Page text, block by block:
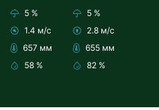
5 %
1.4 м/с
657 мм
58 %
5 %
2.8 м/с
655 мм
82 %